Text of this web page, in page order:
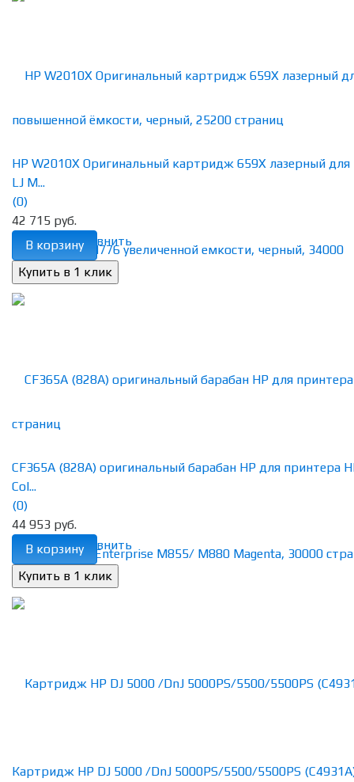
избранное сравнить
HP W2010X Оригинальный картридж 659X лазерный для
LJ M...
(0)
42 715 руб.
В корзину
избранное сравнить
CF365A (828A) оригинальный барабан HP для принтера
Col...
(0)
44 953 руб.
В корзину
Картридж HP DJ 5000 /DnJ 5000PS/5500/5500PS